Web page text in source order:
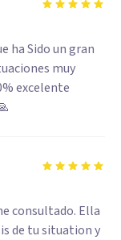
ha Sido un gran
muy
excelente
consultado. Ella
de tu situation y